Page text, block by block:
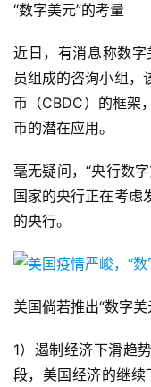
“数字美元”的考量
近日，有消息称数
员组成的咨询小组，
币（CBDC）的框架
币的潜在应用。
毫无疑问，“央行数
国家的央行正在考虑
的央行。
美国倘若推出“数字美
1）遏制经济下滑趋
段，美国经济的继续